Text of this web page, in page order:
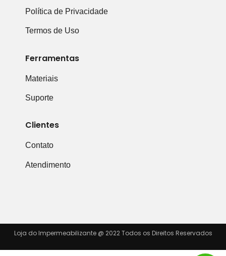
Política de Privacidade
Termos de Uso
Ferramentas
Materiais
Suporte
Clientes
Contato
Atendimento
Loja do Impermeabilizante @ 2022 Todos os Direitos Reservados